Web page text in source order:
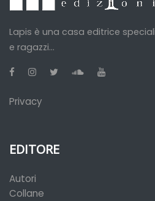
Lapis è una casa editrice
e ragazzi...
Privacy
EDITORE
Autori
Collane